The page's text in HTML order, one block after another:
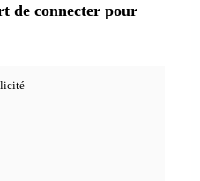
de connecter pour